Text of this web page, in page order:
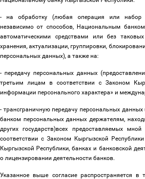
- на обработку (любая операция или набор
независимо от способов, Национальным
автоматическими средствами или без
хранения, актуализации, группировки,
персональных данных), а также на:
- передачу персональных данных
третьим лицам в соответствии с Законом
информации персонального характера» и
- трансграничную передачу персональных
банком персональных данных держателям,
других государств)всех предоставляемых
соответствии с Законом Кыргызской
Кыргызской Республики, банках и банковской
о лицензировании деятельности банков.
Указанное выше согласие распространяется